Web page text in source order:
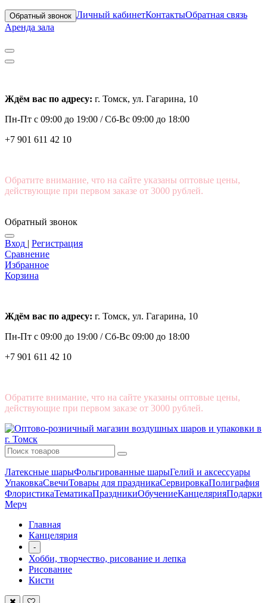
Обратный звонок Личный кабинетКонтактыОбратная связь
Аренда зала
Ждём вас по адресу: г. Томск, ул. Гагарина, 10
Пн-Пт с 09:00 до 19:00 /Сб-Вс 09:00 до 18:00
+7 901 611 42 10
Обратите внимание, что на сайте указаны оптовые цены,
действующие при первом заказе от 3000 рублей.
Обратный звонок
Вход | Регистрация
Сравнение
Избранное
Корзина
Ждём вас по адресу: г. Томск, ул. Гагарина, 10
Пн-Пт с 09:00 до 19:00 /Сб-Вс 09:00 до 18:00
+7 901 611 42 10
Обратите внимание, что на сайте указаны оптовые цены,
действующие при первом заказе от 3000 рублей.
Латексные шарыФольгированные шарыГелий и аксессуары
УпаковкаСвечиТовары для праздникаСервировкаПолиграфия
ФлористикаТематикаПраздникиОбучениеКанцелярияПодарки
Мерч
Главная
Канцелярия
-
Хобби, творчество, рисование и лепка
Рисование
Кисти